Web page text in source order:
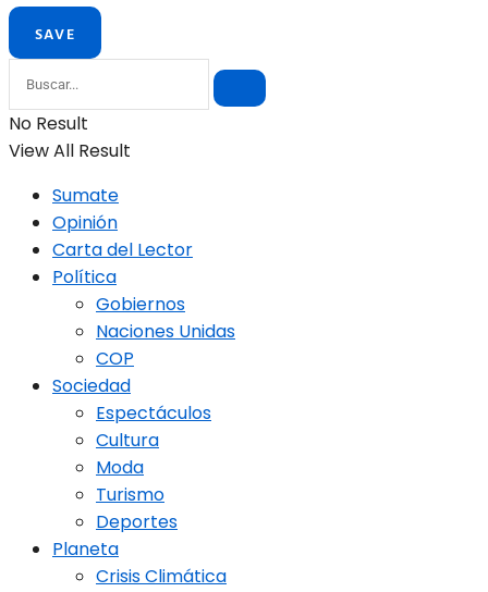
No Result
View All Result
Sumate
Opinión
Carta del Lector
Política
Gobiernos
Naciones Unidas
COP
Sociedad
Espectáculos
Cultura
Moda
Turismo
Deportes
Planeta
Crisis Climática